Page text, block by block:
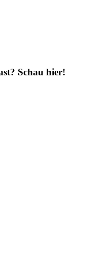
Schau hier!